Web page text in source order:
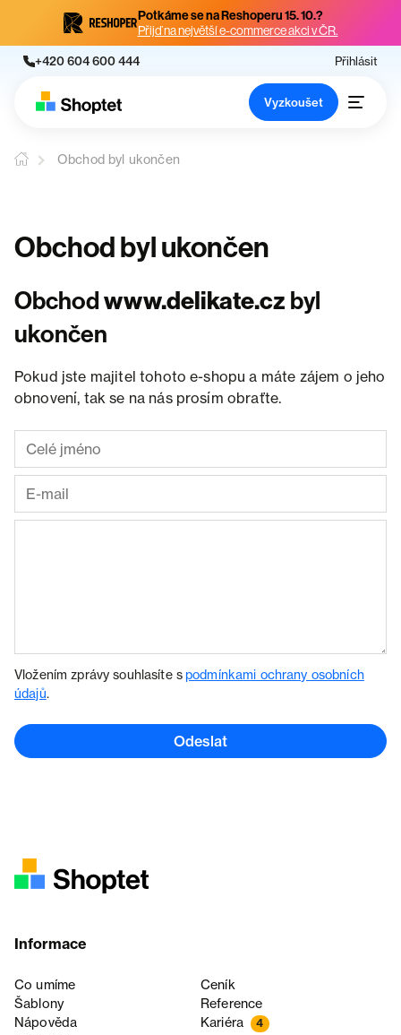
Potkáme se na Reshoperu 15. 10.?
Přijď na největší e-commerce akci v ČR.
+420 604 600 444 Přihlásit
Vyzkoušet
Obchod byl ukončen
Obchod byl ukončen
Obchodwww.delikate.cz byl
ukončen
Pokud jste majitel tohoto e-shopu a máte zájem o jeho
obnovení, tak se na nás prosím obraťte.
Vložením zprávy souhlasíte spodmínkami ochrany osobních
údajů.
Odeslat
Informace
Co umíme
Ceník
Šablony
Reference
Nápověda
Kariéra 4